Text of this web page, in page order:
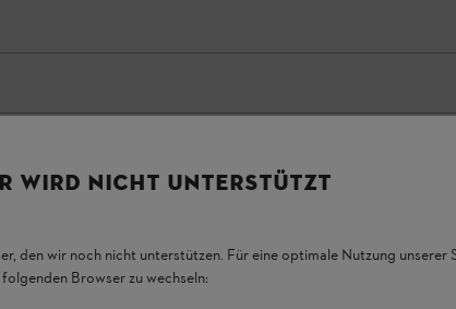
DE ULEI ȘI COMBUSTIBIL
WIRD NICHT UNTERSTÜTZT
den wir noch nicht unterstützen. Für eine optimale Nutzung unserer
Browser zu wechseln: